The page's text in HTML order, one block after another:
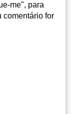
me", para
comentário for